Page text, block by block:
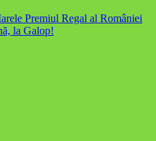
Premiul Regal al României
la Galop!